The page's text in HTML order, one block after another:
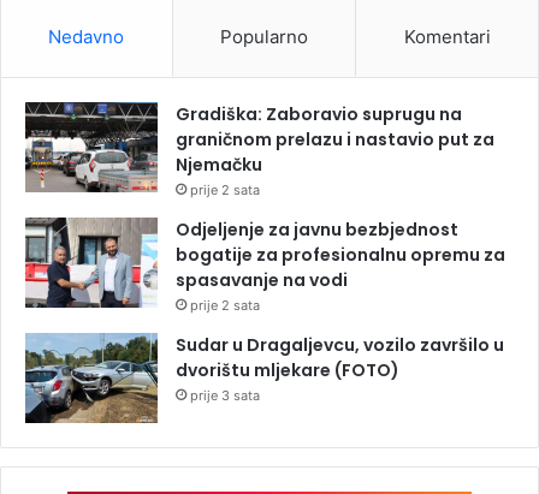
Nedavno Popularno Komentari
Gradiška: Zaboravio suprugu na
graničnom prelazu i nastavio put za
Njemačku
prije 2 sata
Odjeljenje za javnu bezbjednost
bogatije za profesionalnu opremu za
spasavanje na vodi
prije 2 sata
Sudar u Dragaljevcu, vozilo završilo u
dvorištu mljekare (FOTO)
prije 3 sata